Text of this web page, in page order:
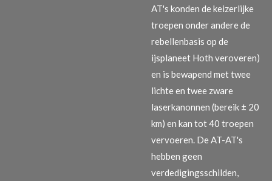
AT's konden de keizerlijke
troepen onder andere de
rebellenbasis op de
ijsplaneet Hoth veroveren)
en is bewapend met twee
lichte en twee zware
laserkanonnen (bereik ± 20
km) en kan tot 40 troepen
vervoeren. De AT-AT's
hebben geen
verdedigingsschilden,